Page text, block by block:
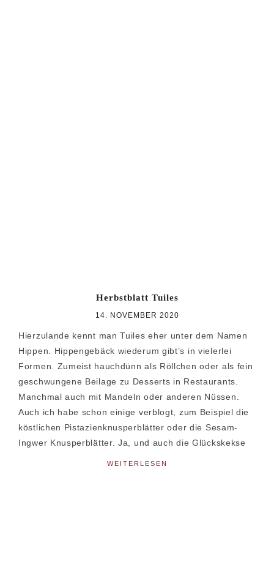
Herbstblatt Tuiles
14. NOVEMBER 2020
Hierzulande kennt man Tuiles eher unter dem Namen
Hippen. Hippengebäck wiederum gibt’s in vielerlei
Formen. Zumeist hauchdünn als Röllchen oder als fein
geschwungene Beilage zu Desserts in Restaurants.
Manchmal auch mit Mandeln oder anderen Nüssen.
Auch ich habe schon einige verblogt, zum Beispiel die
köstlichen Pistazienknusperblätter oder die Sesam-
Ingwer Knusperblätter. Ja, und auch die Glückskekse
WEITERLESEN